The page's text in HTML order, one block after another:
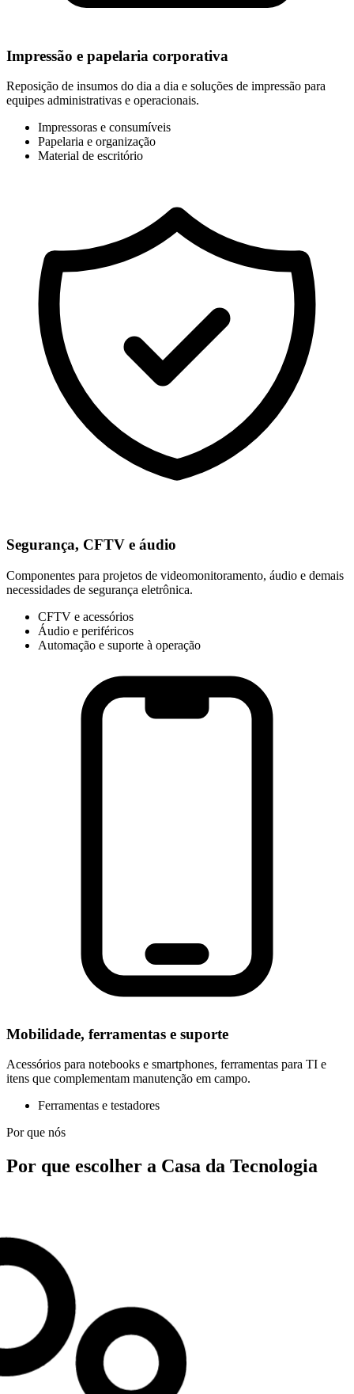
Impressão e papelaria corporativa
Reposição de insumos do dia a dia e soluções de impressão para
equipes administrativas e operacionais.
Impressoras e consumíveis
Papelaria e organização
Material de escritório
Segurança, CFTV e áudio
Componentes para projetos de videomonitoramento, áudio e demais
necessidades de segurança eletrônica.
CFTV e acessórios
Áudio e periféricos
Automação e suporte à operação
Mobilidade, ferramentas e suporte
Acessórios para notebooks e smartphones, ferramentas para TI e
itens que complementam manutenção em campo.
Ferramentas e testadores
Por que nós
Por que escolher a Casa da Tecnologia